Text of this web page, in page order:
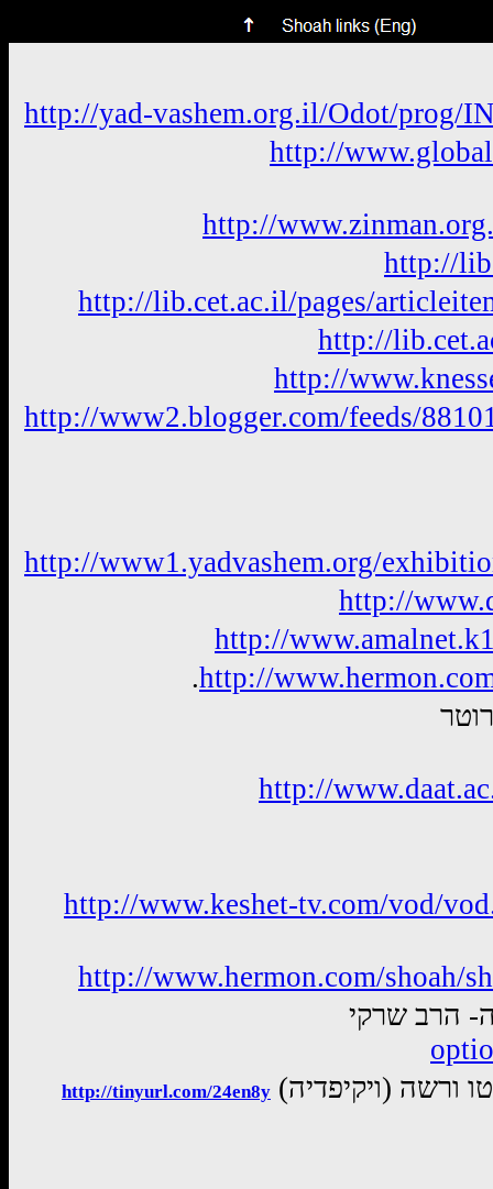
http://yad-vashem.org.il/Odot/prog/
http://
http://
http://
http://lib.cet.ac.il/pages/
http://
http://
http://www2.blogger.com/feeds/
http://www1.yadvashem.org/
http://
http://
http://
.
http://
http://www.keshet-tv.com/vod/
http://www.hermon.com/shoah/
ורשה (ויקיפדיה) http://tinyurl.com/24en8y